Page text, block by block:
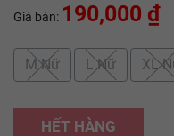
Giá bán: 190,000 ₫
M Nữ L Nữ XL
HẾT HÀNG